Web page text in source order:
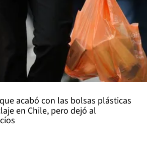
acabó con las bolsas plásticas
en Chile, pero dejó al